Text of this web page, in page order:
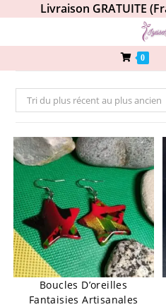
Livraison GRATUITE
0
Tri du plus récent au plus ancien
Boucles D’oreilles
Fantaisies Artisanales